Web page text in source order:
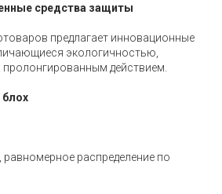
средства защиты
предлагает инновационные
экологичностью,
действием.
блох
распределение по